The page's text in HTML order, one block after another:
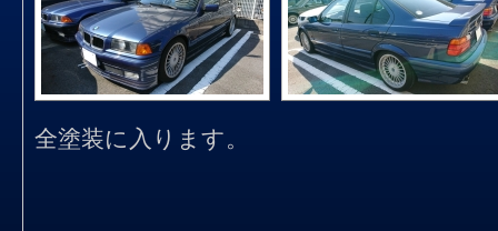
全塗装に入ります。